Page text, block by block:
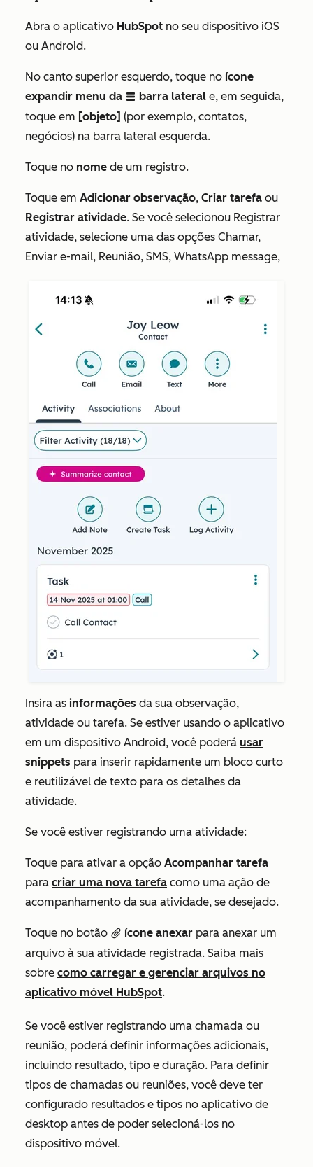
Abra o aplicativo HubSpot no seu dispositivo iOS
ou Android.
No canto superior esquerdo, toque no ícone
expandir menu da listViewIcon barra lateral e, em seguida,
toque em [objeto] (por exemplo, contatos,
negócios) na barra lateral esquerda.
Toque no nome de um registro.
Toque em Adicionar observação, Criar tarefa ou
Registrar atividade. Se você selecionou Registrar
atividade, selecione uma das opções Chamar,
Enviar e-mail, Reunião, SMS, WhatsApp message,
Insira as informações da sua observação,
atividade ou tarefa. Se estiver usando o aplicativo
em um dispositivo Android, você poderá usar
snippets para inserir rapidamente um bloco curto
e reutilizável de texto para os detalhes da
atividade.
Se você estiver registrando uma atividade:
Toque para ativar a opção Acompanhar tarefa
para criar uma nova tarefa como uma ação de
acompanhamento da sua atividade, se desejado.
Toque no botão attach ícone anexar para anexar um
arquivo à sua atividade registrada. Saiba mais
sobre como carregar e gerenciar arquivos no
aplicativo móvel HubSpot.
Se você estiver registrando uma chamada ou
reunião, poderá definir informações adicionais,
incluindo resultado, tipo e duração. Para definir
tipos de chamadas ou reuniões, você deve ter
configurado resultados e tipos no aplicativo de
desktop antes de poder selecioná-los no
dispositivo móvel.